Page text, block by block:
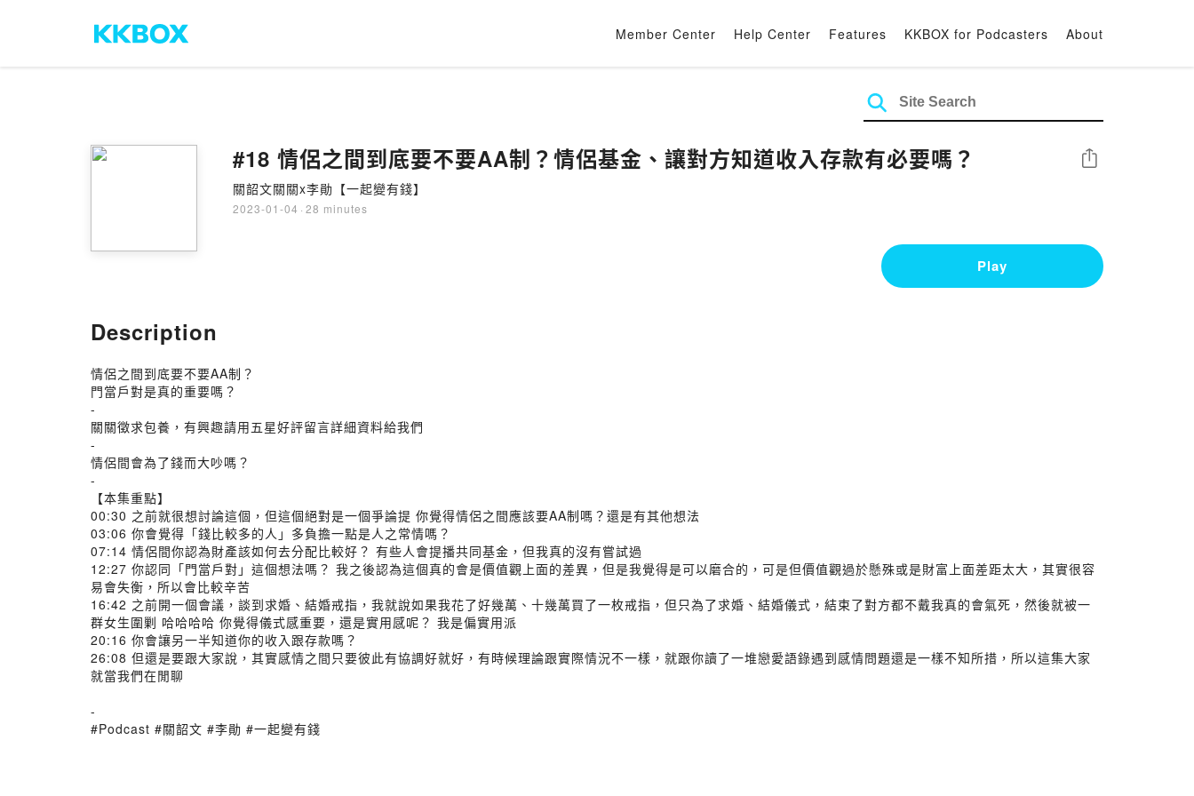
Member Center Help Center Features KKBOX for Podcasters About
#18 情侶之間到底要不要AA制？情侶基金、讓對方知道收入存款有必要嗎？
關韶文關關x李勛【一起變有錢】
2023-01-04 · 28 minutes
Share
Play
Description
情侶之間到底要不要AA制？
門當戶對是真的重要嗎？
-
關關徵求包養，有興趣請用五星好評留言詳細資料給我們
-
情侶間會為了錢而大吵嗎？
-
【本集重點】
00:30 之前就很想討論這個，但這個絕對是一個爭論提 你覺得情侶之間應該要AA制嗎？還是有其他想法
03:06 你會覺得「錢比較多的人」多負擔一點是人之常情嗎？
07:14 情侶間你認為財產該如何去分配比較好？ 有些人會提播共同基金，但我真的沒有嘗試過
12:27 你認同「門當戶對」這個想法嗎？ 我之後認為這個真的會是價值觀上面的差異，但是我覺得是可以磨合的，可是但價值觀過於懸殊或是財富上面差距太大，其實很容
易會失衡，所以會比較辛苦
16:42 之前開一個會議，談到求婚、結婚戒指，我就說如果我花了好幾萬、十幾萬買了一枚戒指，但只為了求婚、結婚儀式，結束了對方都不戴我真的會氣死，然後就被一
群女生圍剿 哈哈哈哈 你覺得儀式感重要，還是實用感呢？ 我是偏實用派
20:16 你會讓另一半知道你的收入跟存款嗎？
26:08 但還是要跟大家說，其實感情之間只要彼此有協調好就好，有時候理論跟實際情況不一樣，就跟你讀了一堆戀愛語錄遇到感情問題還是一樣不知所措，所以這集大家
就當我們在閒聊
-
#Podcast #關韶文 #李勛 #一起變有錢